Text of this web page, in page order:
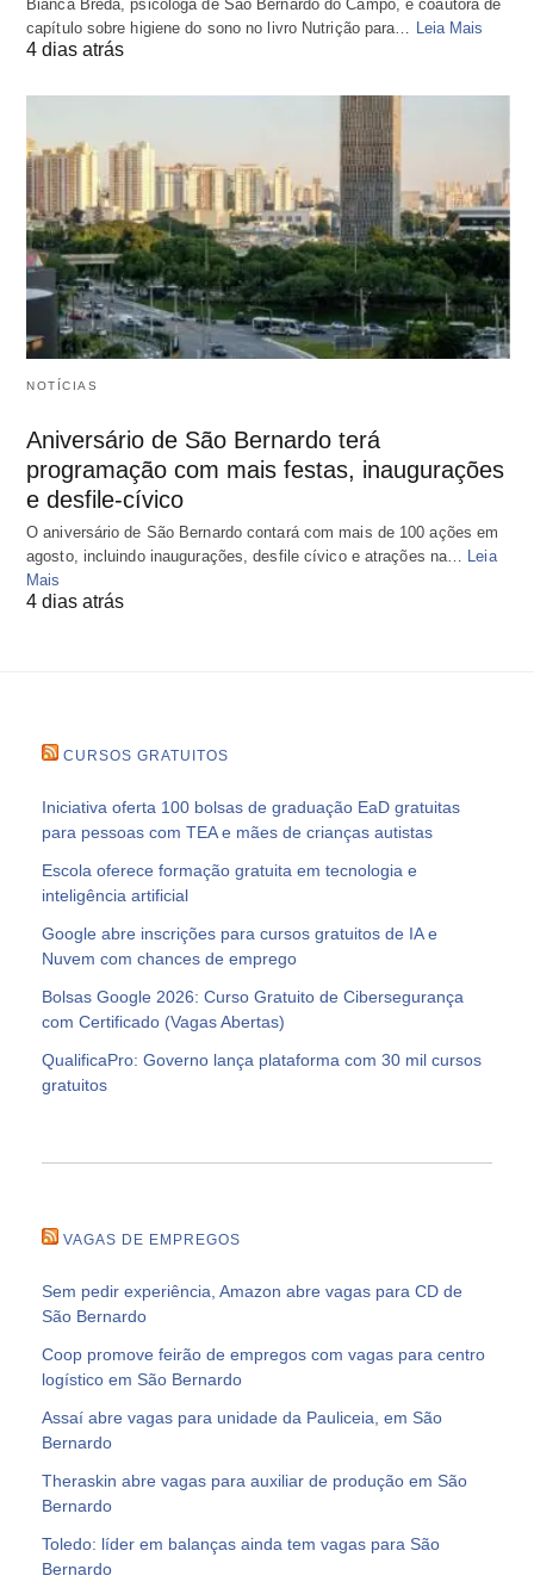
Bianca Breda, psicóloga de São Bernardo do Campo, é coautora de
capítulo sobre higiene do sono no livro Nutrição para… Leia Mais
4 dias atrás
NOTÍCIAS
Aniversário de São Bernardo terá
programação com mais festas, inaugurações
e desfile-cívico
O aniversário de São Bernardo contará com mais de 100 ações em
agosto, incluindo inaugurações, desfile cívico e atrações na… Leia
Mais
4 dias atrás
CURSOS GRATUITOS
Iniciativa oferta 100 bolsas de graduação EaD gratuitas
para pessoas com TEA e mães de crianças autistas
Escola oferece formação gratuita em tecnologia e
inteligência artificial
Google abre inscrições para cursos gratuitos de IA e
Nuvem com chances de emprego
Bolsas Google 2026: Curso Gratuito de Cibersegurança
com Certificado (Vagas Abertas)
QualificaPro: Governo lança plataforma com 30 mil cursos
gratuitos
VAGAS DE EMPREGOS
Sem pedir experiência, Amazon abre vagas para CD de
São Bernardo
Coop promove feirão de empregos com vagas para centro
logístico em São Bernardo
Assaí abre vagas para unidade da Pauliceia, em São
Bernardo
Theraskin abre vagas para auxiliar de produção em São
Bernardo
Toledo: líder em balanças ainda tem vagas para São
Bernardo